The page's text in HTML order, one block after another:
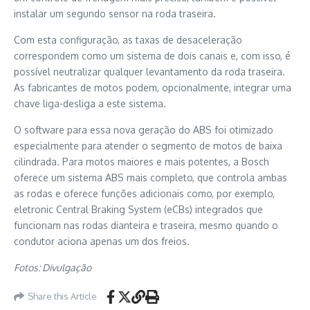
instalar um segundo sensor na roda traseira.
Com esta configuração, as taxas de desaceleração
correspondem como um sistema de dois canais e, com isso, é
possível neutralizar qualquer levantamento da roda traseira.
As fabricantes de motos podem, opcionalmente, integrar uma
chave liga-desliga a este sistema.
O software para essa nova geração do ABS foi otimizado
especialmente para atender o segmento de motos de baixa
cilindrada. Para motos maiores e mais potentes, a Bosch
oferece um sistema ABS mais completo, que controla ambas
as rodas e oferece funções adicionais como, por exemplo,
eletronic Central Braking System (eCBs) integrados que
funcionam nas rodas dianteira e traseira, mesmo quando o
condutor aciona apenas um dos freios.
Fotos: Divulgação
Share this Article